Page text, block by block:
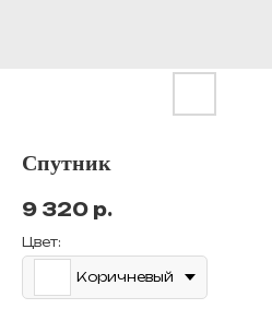
Спутник
9 320 р.
Цвет:
Коричневый